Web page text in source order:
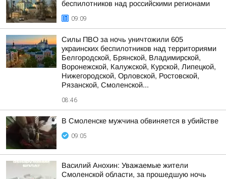
беспилотников над российскими регионами
09:09
Силы ПВО за ночь уничтожили 605
украинских беспилотников над территориями
Белгородской, Брянской, Владимирской,
Воронежской, Калужской, Курской, Липецкой,
Нижегородской, Орловской, Ростовской,
Рязанской, Смоленской...
08:46
В Смоленске мужчина обвиняется в убийстве
09:05
Василий Анохин: Уважаемые жители
Смоленской области, за прошедшую ночь